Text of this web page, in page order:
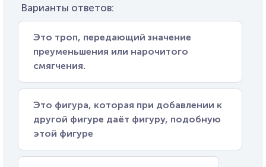
Варианты ответов:
Это троп, передающий значение
преуменьшения или нарочитого
смягчения.
Это фигура, которая при добавлении к
другой фигуре даёт фигуру, подобную
этой фигуре